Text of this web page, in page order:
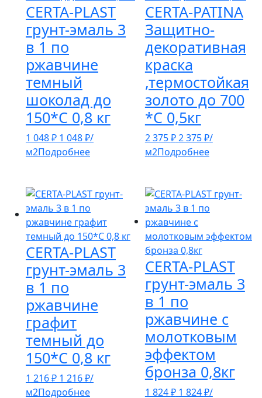
CERTA-PLAST
грунт-эмаль 3
в 1 по
ржавчине
темный
шоколад до
150*С 0,8 кг
1 048₽ 1 048₽/
м2Подробнее
CERTA-PATINA
Защитно-
декоративная
краска
,термостойкая
золото до 700
*С 0,5кг
2 375₽2 375₽/
м2Подробнее
CERTA-PLAST
грунт-эмаль 3
в 1 по
ржавчине
графит
темный до
150*С 0,8 кг
1 216₽ 1 216₽/
м2Подробнее
CERTA-PLAST
грунт-эмаль 3
в 1 по
ржавчине с
молотковым
эффектом
бронза 0,8кг
1 824₽ 1 824₽/